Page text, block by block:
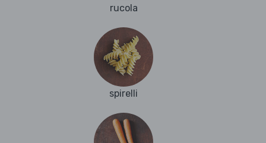
rucola
spirelli